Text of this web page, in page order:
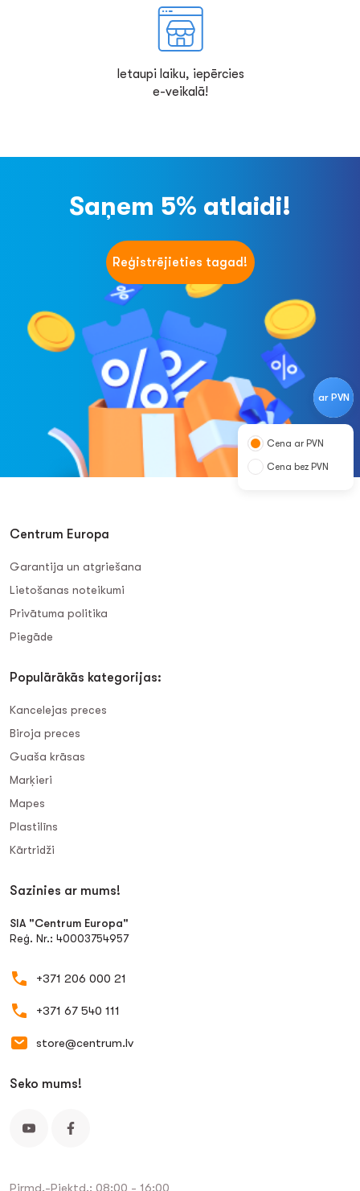
ar PVN
Cena ar PVN
Cena bez PVN
Ietaupi laiku, iepērcies
e-veikalā!
Saņem 5% atlaidi!
Reģistrējieties tagad!
Centrum Europa
Garantija un atgriešana
Lietošanas noteikumi
Privātuma politika
Piegāde
Populārākās kategorijas:
Kancelejas preces
Biroja preces
Guaša krāsas
Marķieri
Mapes
Plastilīns
Kārtridži
Sazinies ar mums!
SIA "Centrum Europa"
Reģ. Nr.: 40003754957
+371 206 000 21
+371 67 540 111
store@centrum.lv
Seko mums!
Pirmd.-Piektd.: 08:00 - 16:00